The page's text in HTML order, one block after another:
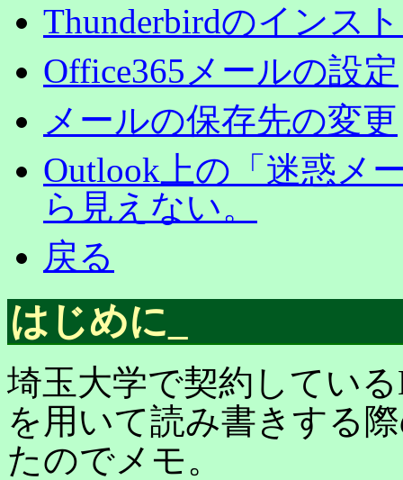
Thunderbirdのインス
Office365メールの設定
メールの保存先の変更
Outlook上の「迷惑メ
ら見えない。
戻る
はじめに
埼玉大学で契約してい
を用いて読み書きする
たのでメモ。